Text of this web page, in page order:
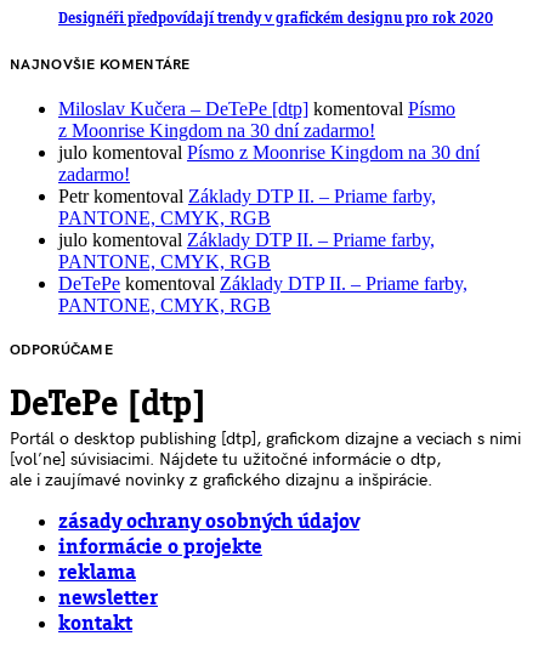
Designéři předpovídají trendy v grafickém designu pro rok 2020
NAJNOVŠIE KOMENTÁRE
Miloslav Kučera – DeTePe [dtp] komentoval Písmo
z Moonrise Kingdom na 30 dní zadarmo!
julo komentoval Písmo z Moonrise Kingdom na 30 dní
zadarmo!
Petrkomentoval Základy DTP II. – Priame farby,
PANTONE, CMYK, RGB
julo komentoval Základy DTP II. – Priame farby,
PANTONE, CMYK, RGB
DeTePe komentoval Základy DTP II. – Priame farby,
PANTONE, CMYK, RGB
ODPORÚČAME
DeTePe [dtp]
Portál o desktop publishing [dtp], grafickom dizajne a veciach s nimi
[voľne] súvisiacimi. Nájdete tu užitočné informácie o dtp,
ale i zaujímavé novinky z grafického dizajnu a inšpirácie.
zásady ochrany osobných údajov
informácie o projekte
reklama
newsletter
kontakt